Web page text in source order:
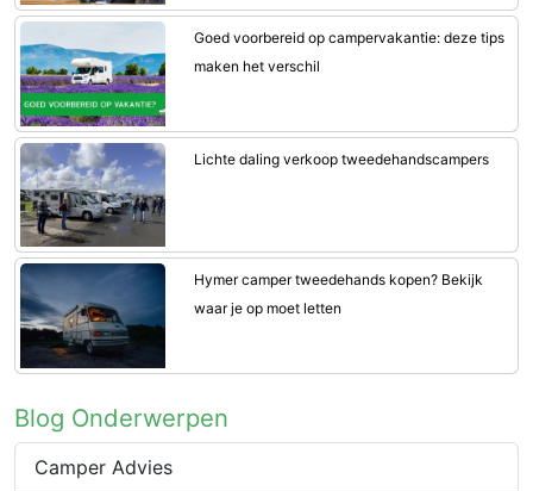
Goed voorbereid op campervakantie: deze tips
maken het verschil
Lichte daling verkoop tweedehandscampers
Hymer camper tweedehands kopen? Bekijk
waar je op moet letten
Blog Onderwerpen
Camper Advies